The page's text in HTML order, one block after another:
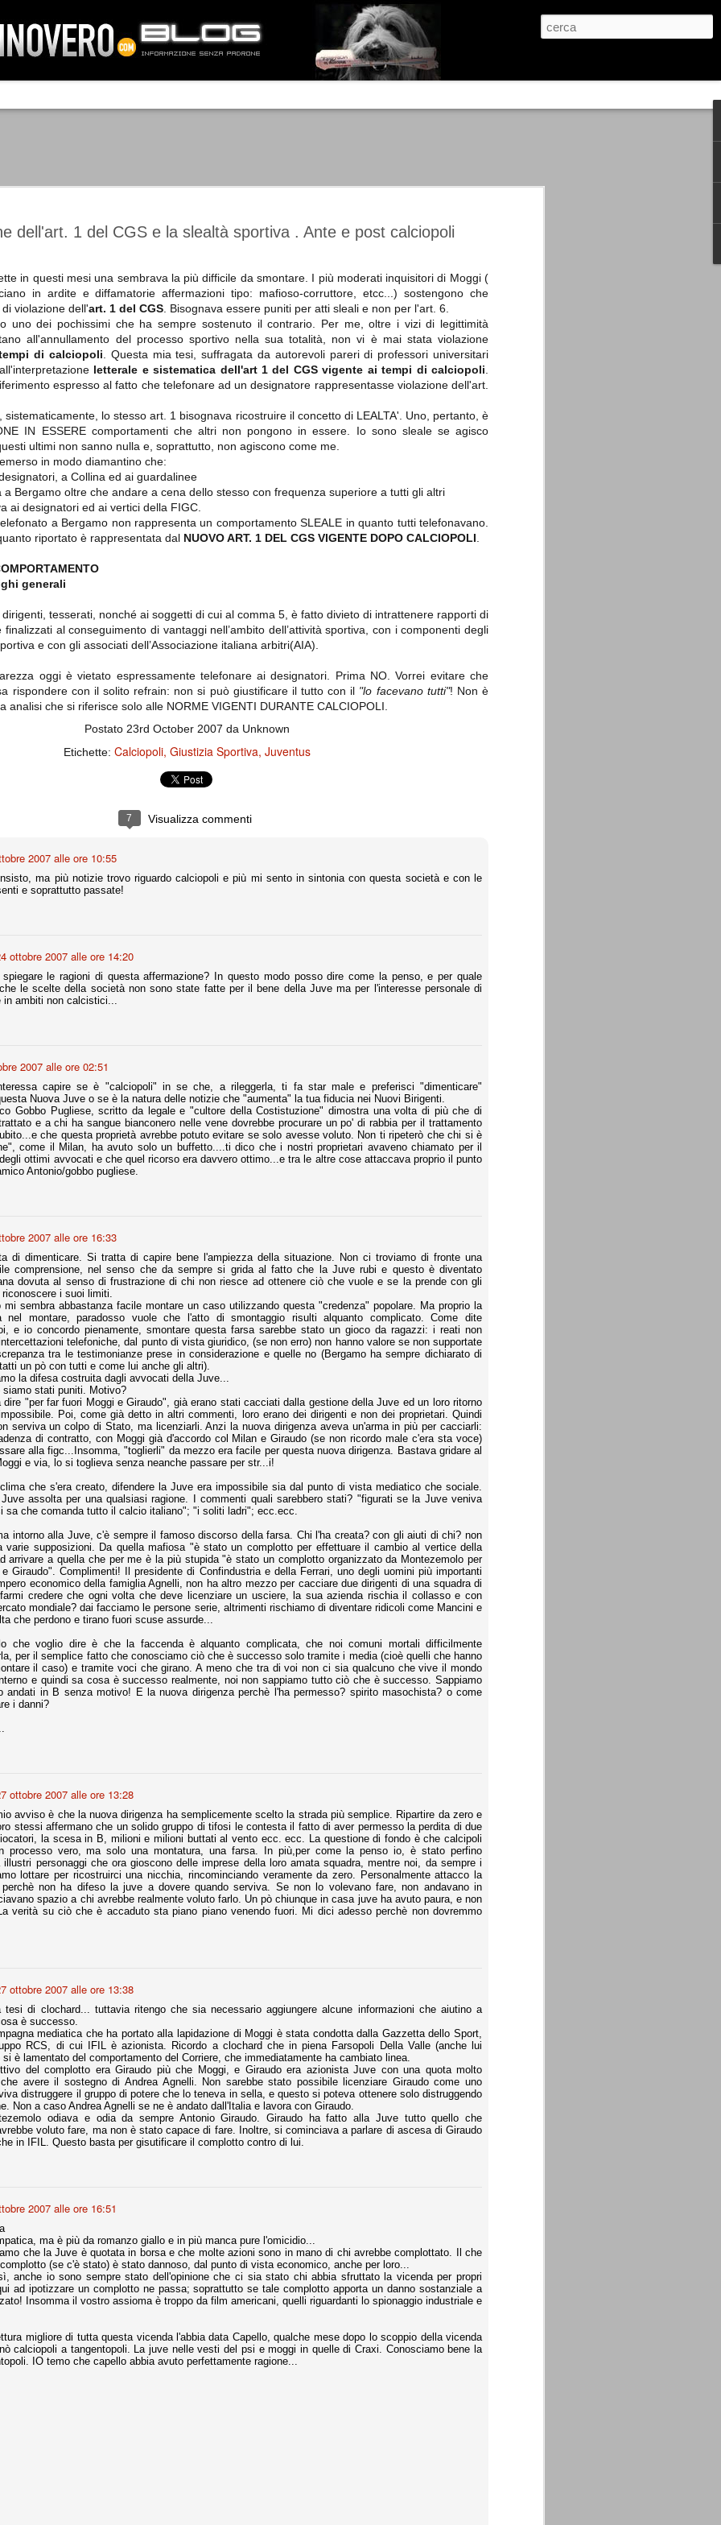
dell'art. 1 del CGS e la slealtà sportiva . Ante e post calciopoli
in questi mesi una sembrava la più difficile da smontare. I più moderati inquisitori di Moggi (
in ardite e diffamatorie affermazioni tipo: mafioso-corruttore, etcc...) sostengono che
violazione dell'art. 1 del CGS . Bisognava essere puniti per atti sleali e non per l'art. 6.
uno dei pochissimi che ha sempre sostenuto il contrario. Per me, oltre i vizi di legittimità
all'annullamento del processo sportivo nella sua totalità, non vi è mai stata violazione
di calciopoli . Questa mia tesi, suffragata da autorevoli pareri di professori universitari
letterale e sistematica dell'art 1 del CGS vigente ai tempi di calciopoli
espresso al fatto che telefonare ad un designatore rappresentasse violazione dell'art.
sistematicamente, lo stesso art. 1 bisognava ricostruire il concetto di LEALTA'. Uno, pertanto, è
IN ESSERE comportamenti che altri non pongono in essere. Io sono sleale se agisco
ultimi non sanno nulla e, soprattutto, non agiscono come me.
in modo diamantino che:
a Collina ed ai guardalinee
a Bergamo oltre che andare a cena dello stesso con frequenza superiore a tutti gli altri
ai designatori ed ai vertici della FIGC.
a Bergamo non rappresenta un comportamento SLEALE in quanto tutti telefonavano.
riportato è rappresentata dal NUOVO ART. 1 DEL CGS VIGENTE DOPO CALCIOPOLI
generali
tesserati, nonché ai soggetti di cui al comma 5, è fatto divieto di intrattenere rapporti di
al conseguimento di vantaggi nell’ambito dell’attività sportiva, con i componenti degli
e con gli associati dell’Associazione italiana arbitri(AIA).
oggi è vietato espressamente telefonare ai designatori. Prima NO. Vorrei evitare che
rispondere con il solito refrain: non si può giustificare il tutto con il "lo facevano tutti"! Non è
analisi che si riferisce solo alle NORME VIGENTI DURANTE CALCIOPOLI.
Postato 23rd October 2007 da Unknown
Etichette: Calciopoli Giustizia Sportiva Juventus
7 Visualizza commenti
2007 alle ore 10:55
ma più notizie trovo riguardo calciopoli e più mi sento in sintonia con questa società e con le
e soprattutto passate!
ottobre 2007 alle ore 14:20
spiegare le ragioni di questa affermazione? In questo modo posso dire come la penso, e per quale
le scelte della società non sono state fatte per il bene della Juve ma per l'interesse personale di
in ambiti non calcistici...
2007 alle ore 02:51
capire se è "calciopoli" in se che, a rileggerla, ti fa star male e preferisci "dimenticare"
Nuova Juve o se è la natura delle notizie che "aumenta" la tua fiducia nei Nuovi Birigenti.
Gobbo Pugliese, scritto da legale e "cultore della Costistuzione" dimostra una volta di più che di
e a chi ha sangue bianconero nelle vene dovrebbe procurare un po' di rabbia per il trattamento
che questa proprietà avrebbe potuto evitare se solo avesse voluto. Non ti ripeterò che chi si è
come il Milan, ha avuto solo un buffetto....ti dico che i nostri proprietari avaveno chiamato per il
ottimi avvocati e che quel ricorso era davvero ottimo...e tra le altre cose attaccava proprio il punto
Antonio/gobbo pugliese.
2007 alle ore 16:33
di dimenticare. Si tratta di capire bene l'ampiezza della situazione. Non ci troviamo di fronte una
comprensione, nel senso che da sempre si grida al fatto che la Juve rubi e questo è diventato
dovuta al senso di frustrazione di chi non riesce ad ottenere ciò che vuole e se la prende con gli
i suoi limiti.
sembra abbastanza facile montare un caso utilizzando questa "credenza" popolare. Ma proprio la
nel montare, paradosso vuole che l'atto di smontaggio risulti alquanto complicato. Come dite
e io concordo pienamente, smontare questa farsa sarebbe stato un gioco da ragazzi: i reati non
telefoniche, dal punto di vista giuridico, (se non erro) non hanno valore se non supportate
tra le testimonianze prese in considerazione e quelle no (Bergamo ha sempre dichiarato di
un pò con tutti e come lui anche gli altri).
la difesa costruita dagli avvocati della Juve...
siamo stati puniti. Motivo?
dire "per far fuori Moggi e Giraudo", già erano stati cacciati dalla gestione della Juve ed un loro ritorno
Poi, come già detto in altri commenti, loro erano dei dirigenti e non dei proprietari. Quindi
serviva un colpo di Stato, ma licenziarli. Anzi la nuova dirigenza aveva un'arma in più per cacciarli:
di contratto, con Moggi già d'accordo col Milan e Giraudo (se non ricordo male c'era sta voce)
alla figc...Insomma, "toglierli" da mezzo era facile per questa nuova dirigenza. Bastava gridare al
e via, lo si toglieva senza neanche passare per str...i!
che s'era creato, difendere la Juve era impossibile sia dal punto di vista mediatico che sociale.
Juve assolta per una qualsiasi ragione. I commenti quali sarebbero stati? "figurati se la Juve veniva
sa che comanda tutto il calcio italiano"; "i soliti ladri"; ecc.ecc.
intorno alla Juve, c'è sempre il famoso discorso della farsa. Chi l'ha creata? con gli aiuti di chi? non
supposizioni. Da quella mafiosa "è stato un complotto per effettuare il cambio al vertice della
arrivare a quella che per me è la più stupida "è stato un complotto organizzato da Montezemolo per
Giraudo". Complimenti! Il presidente di Confindustria e della Ferrari, uno degli uomini più importanti
economico della famiglia Agnelli, non ha altro mezzo per cacciare due dirigenti di una squadra di
credere che ogni volta che deve licenziare un usciere, la sua azienda rischia il collasso e con
mondiale? dai facciamo le persone serie, altrimenti rischiamo di diventare ridicoli come Mancini e
che perdono e tirano fuori scuse assurde...
che voglio dire è che la faccenda è alquanto complicata, che noi comuni mortali difficilmente
per il semplice fatto che conosciamo ciò che è successo solo tramite i media (cioè quelli che hanno
il caso) e tramite voci che girano. A meno che tra di voi non ci sia qualcuno che vive il mondo
e quindi sa cosa è successo realmente, noi non sappiamo tutto ciò che è successo. Sappiamo
andati in B senza motivo! E la nuova dirigenza perchè l'ha permesso? spirito masochista? o come
i danni?
ottobre 2007 alle ore 13:28
avviso è che la nuova dirigenza ha semplicemente scelto la strada più semplice. Ripartire da zero e
stessi affermano che un solido gruppo di tifosi le contesta il fatto di aver permesso la perdita di due
la scesa in B, milioni e milioni buttati al vento ecc. ecc. La questione di fondo è che calcipoli
processo vero, ma solo una montatura, una farsa. In più,per come la penso io, è stato perfino
illustri personaggi che ora gioscono delle imprese della loro amata squadra, mentre noi, da sempre i
lottare per ricostruirci una nicchia, rincominciando veramente da zero. Personalmente attacco la
non ha difeso la juve a dovere quando serviva. Se non lo volevano fare, non andavano in
spazio a chi avrebbe realmente voluto farlo. Un pò chiunque in casa juve ha avuto paura, e non
verità su ciò che è accaduto sta piano piano venendo fuori. Mi dici adesso perchè non dovremmo
ottobre 2007 alle ore 13:38
tesi di clochard... tuttavia ritengo che sia necessario aggiungere alcune informazioni che aiutino a
è successo.
mediatica che ha portato alla lapidazione di Moggi è stata condotta dalla Gazzetta dello Sport,
RCS, di cui IFIL è azionista. Ricordo a clochard che in piena Farsopoli Della Valle (anche lui
è lamentato del comportamento del Corriere, che immediatamente ha cambiato linea.
del complotto era Giraudo più che Moggi, e Giraudo era azionista Juve con una quota molto
avere il sostegno di Andrea Agnelli. Non sarebbe stato possibile licenziare Giraudo come uno
distruggere il gruppo di potere che lo teneva in sella, e questo si poteva ottenere solo distruggendo
Non a caso Andrea Agnelli se ne è andato dall'Italia e lavora con Giraudo.
odiava e odia da sempre Antonio Giraudo. Giraudo ha fatto alla Juve tutto quello che
voluto fare, ma non è stato capace di fare. Inoltre, si cominciava a parlare di ascesa di Giraudo
in IFIL. Questo basta per gisutificare il complotto contro di lui.
2007 alle ore 16:51
ma è più da romanzo giallo e in più manca pure l'omicidio...
che la Juve è quotata in borsa e che molte azioni sono in mano di chi avrebbe complottato. Il che
(se c'è stato) è stato dannoso, dal punto di vista economico, anche per loro...
anche io sono sempre stato dell'opinione che ci sia stato chi abbia sfruttato la vicenda per propri
ad ipotizzare un complotto ne passa; soprattutto se tale complotto apporta un danno sostanziale a
Insomma il vostro assioma è troppo da film americani, quelli riguardanti lo spionaggio industriale e
migliore di tutta questa vicenda l'abbia data Capello, qualche mese dopo lo scoppio della vicenda
calciopoli a tangentopoli. La juve nelle vesti del psi e moggi in quelle di Craxi. Conosciamo bene la
IO temo che capello abbia avuto perfettamente ragione...
dell’estate 2006, sembrava
il corso degli eventi che si
condannando irreversibilmente.
SEP
15
Manchester City -
Juventus 1-2
La Juventus trionfa a
Manchester conquistandosi tre
importantissimi punti per la
qualificazione e mettendosi alle
spalle le brutte prestazioni del
di sofferenza gli uomini di Allegri
hanno saputo reagire al gol
fortunoso (e non molto regolare)
segnato dagli inglesi e a portare a
casa il bottino intero.
SEP
12
Juventus - Chievo 1-1
La Juventus esce con un
misero punto dallo Juventus
Stadium, accentuando una crisi
che sembra non avere fine.
Nonostante il gol fortunoso del
Chievo, la sensazione netta è che
la matassa sia molto, molto lunga
11
Cassazione su Moggi
Cassazione:
"In Italia la Corte Suprema di
gennaio 1941 n. 12 (art. 65) vi è
quella di assicurare "l'esatta
osservanza e l'uniforme
rispetto dei limiti delle diverse
giurisdizioni".
delle operazioni di calciomercato, oltre che sulle liste Uefa e serie A (e
già pubblicato un pezzo dedicato pochi giorni fa. Ricordiamo che
12 giocatori usciti nella sessione di calciomercato sono italiani, e
all'Olimpico. Una squadra che per i primi 75 minuti non ha
solo a 10 minuti dalla fine, dopo essere rimasta in 10 uomini.
regalato un'urna non facile alle italiane, specialmente alla Juventus,
Donetsk (Ucr), Malmoe (Sve)
Galatasaray (Tur), Astana (Kaz).
abbia capito. Quindi, niente drammi e vediamo di imparare in
falso, o c'è qualcosa di più?
della sentenza di primo grado del processo sportivo
polemica sviluppatasi in questi giorni, soprattutto fra tifosi
che ognuno tiri l'acqua al suo mulino e difenda strenuamente il
presenza o dell'assenza di prove. Ci interessa invece altro.
Teramo, l'ingiustizia sportiva
Nei giorni scorsi abbiamo ricevuto alcuni messaggi di amici
situazione di Conte, oltre ai tanti altri tirati in ballo solo da
di terze parti (senza riscontri oggettivi), ora si punta il dito
il Teramo.
ha conseguito il suo ottavo successo nelle 19 competizioni
e tre secondi posti in 19 competizioni: risultati impressionanti, da
negli ultimi 13 mesi, sono stati ottenuti (in 5 competizioni) 3
- Lazio 2-0
italiana, diventando così la squadra più titolata in Italia in
il Milan (a meno di classifiche e tabelle "galliane"), fermo a quota 6.
i bianconeri a trovare una certa unità dopo le prime deludenti
non è una storiaccia legata alla ex Jugoslavia. Dicevamo che ci sono
età (29 anni), e sono fisicamente simili, entrambi grandi e grossi.
europee, e tutti e due sono appena arrivati a giocare in Italia. Il
finora sono le motivazioni del giudizio di Cassazione relativo a
scelto di farsi giudicare con il rito abbreviato.
quello che è: un allenamento in vista della stagione, una ghiotta
preziosi minuti nelle gambe. E chi sabato era allo stadio a San
A
delle liste.
di ammortamento + ingaggio lordo annuo. La somma della potenza
il 70 % del fatturato al netto delle plusvalenze (vedi regole del
fatturato 2014/15, che dovrebbe comunque essere intorno ai 320
2015/16, esercizio appena iniziato.
si valuta alla fine, a inizio settembre. Fermo restando che poi
sono già arrivati Rugani, Dybala, Khedira, Mandzukic, Neto, Zaza.
Ogbonna, forse Vidal. Il mercato i nostri dirigenti hanno dimostrato
fare meglio di noi tifosi.
bravo nell'anticipo, bravo in marcatura, bravo nello scegliere il tempo
bravo nell'avanzare palla al piede, bravo nei colpi di testa. Bravo.
Juventus era fare mercato e farlo subito, anche al fine di
annunciate di Tevez e Pirlo, svecchiando al contempo una rosa
di Rugani, Dybala e Zaza, il gentleman agreement con il
sono tutte mosse che puntano a ringiovanire la rosa affidandosi a
per la Juventus l'epoca degli accordi di compartecipazione
la data finale, data nella quale quella forma contrattuale (con
accordo) dovrà scomparire dal calcio italiano.